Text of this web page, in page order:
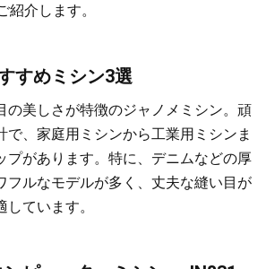
紹介します。
すめミシン3選
の美しさが特徴のジャノメミシン。頑
で、家庭用ミシンから工業用ミシンま
プがあります。特に、デニムなどの厚
フルなモデルが多く、丈夫な縫い目が
ています。